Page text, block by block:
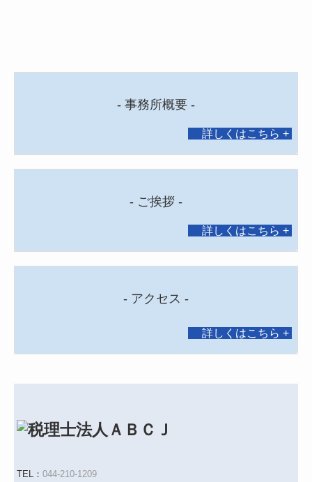
- 事務所概要 -
詳しくはこちら +
- ご挨拶 -
詳しくはこちら +
- アクセス -
詳しくはこちら +
TEL：044-210-1209